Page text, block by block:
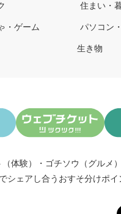
住まい・
・ゲーム パソコン
生き物
体験） ・ ゴチソウ（グルメ）
シェアし合う おすそ分けポイ